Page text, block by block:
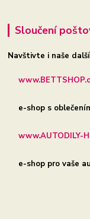
Sloučení
Navštivte i naše
e-shop s
www.AUTODILY-
e-shop pro vaše